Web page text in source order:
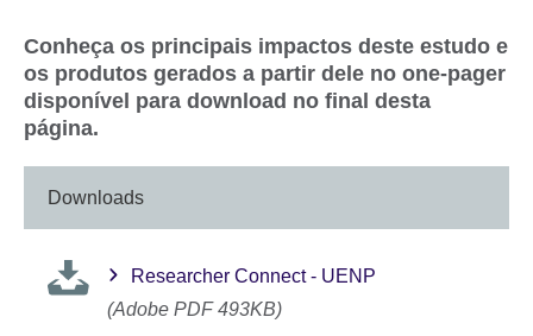
Conheça os principais impactos deste estudo e
os produtos gerados a partir dele no one-pager
disponível para download no final desta
página.
Downloads
Researcher Connect - UENP
(Adobe PDF 493KB)